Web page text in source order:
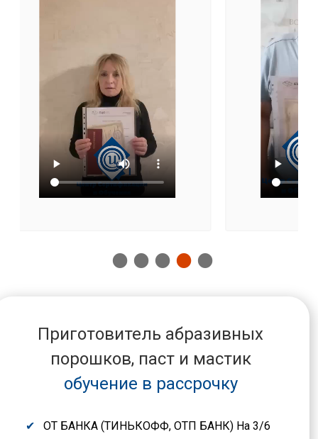
Приготовитель абразивных
порошков, паст и мастик
обучение в рассрочку
ОТ БАНКА (ТИНЬКОФФ, ОТП БАНК) На 3/6